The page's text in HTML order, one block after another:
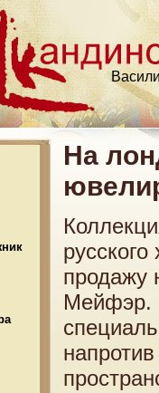
На
продажу
Мейфэр.